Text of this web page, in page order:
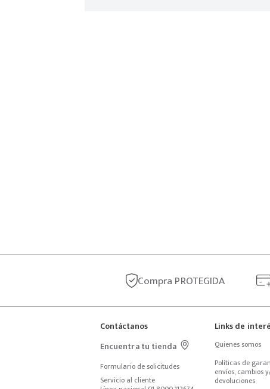
Compra PROTEGIDA
Contáctanos
Encuentra tu tienda
Formulario de solicitudes
Servicio al cliente
Links de
Quienes somos
Políticas de
envíos, cambios
devoluciones